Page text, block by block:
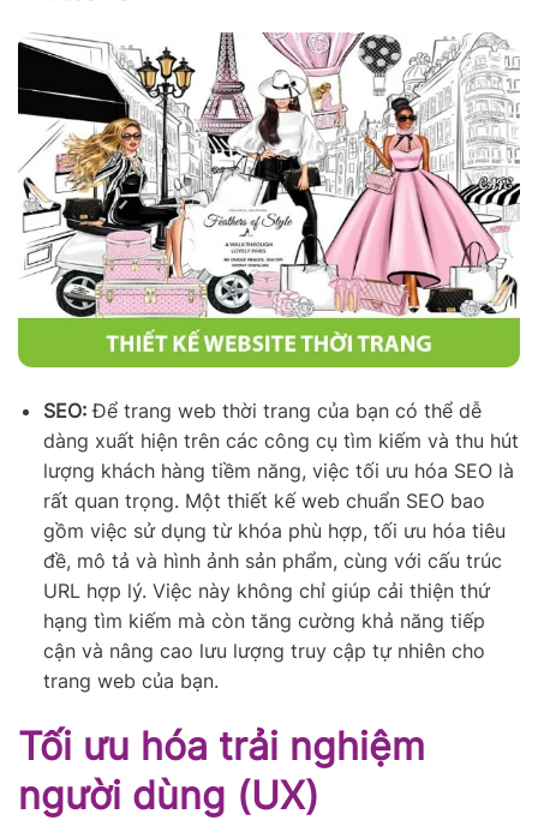
SEO:Để trang web thời trang của bạn có thể dễ
dàng xuất hiện trên các công cụ tìm kiếm và thu hút
lượng khách hàng tiềm năng, việc tối ưu hóa SEO là
rất quan trọng. Một thiết kế web chuẩn SEO bao
gồm việc sử dụng từ khóa phù hợp, tối ưu hóa tiêu
đề, mô tả và hình ảnh sản phẩm, cùng với cấu trúc
URL hợp lý. Việc này không chỉ giúp cải thiện thứ
hạng tìm kiếm mà còn tăng cường khả năng tiếp
cận và nâng cao lưu lượng truy cập tự nhiên cho
trang web của bạn.
Tối ưu hóa trải nghiệm
người dùng (UX)